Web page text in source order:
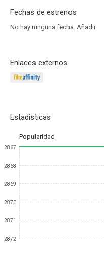
Fechas de estrenos
No hay ninguna fecha. Añadir
Enlaces externos
Estadísticas
Popularidad
2867
2868
2869
2870
2871
2872